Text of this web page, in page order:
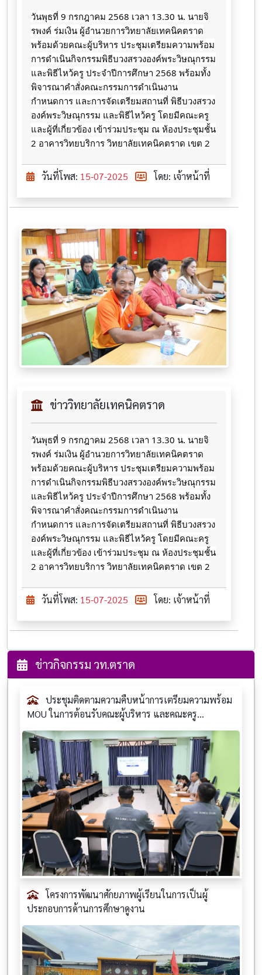
วันพุธที่ 9 กรกฎาคม 2568 เวลา 13.30 น. นายจิ
รพงค์ ร่มเงิน ผู้อำนวยการวิทยาลัยเทคนิคตราด
พร้อมด้วยคณะผู้บริหาร ประชุมเตรียมความพร้อม
การดำเนินกิจกรรมพิธีบวงสรวงองค์พระวิษณุกรรม
และพิธีไหว้ครู ประจำปีการศึกษา 2568 พร้อมทั้ง
พิจารณาคำสั่งคณะกรรมการดำเนินงาน
กำหนดการ และการจัดเตรียมสถานที่ พิธีบวงสรวง
องค์พระวิษณุกรรม และพิธีไหว้ครู โดยมีคณะครู
และผู้ที่เกี่ยวข้อง เข้าร่วมประชุม ณ ห้องประชุมชั้น
2 อาคารวิทยบริการ วิทยาลัยเทคนิคตราด เขต 2
วันที่โพส: 15-07-2025 โดย: เจ้าหน้าที่
ข่าววิทยาลัยเทคนิคตราด
วันพุธที่ 9 กรกฎาคม 2568 เวลา 13.30 น. นายจิ
รพงค์ ร่มเงิน ผู้อำนวยการวิทยาลัยเทคนิคตราด
พร้อมด้วยคณะผู้บริหาร ประชุมเตรียมความพร้อม
การดำเนินกิจกรรมพิธีบวงสรวงองค์พระวิษณุกรรม
และพิธีไหว้ครู ประจำปีการศึกษา 2568 พร้อมทั้ง
พิจารณาคำสั่งคณะกรรมการดำเนินงาน
กำหนดการ และการจัดเตรียมสถานที่ พิธีบวงสรวง
องค์พระวิษณุกรรม และพิธีไหว้ครู โดยมีคณะครู
และผู้ที่เกี่ยวข้อง เข้าร่วมประชุม ณ ห้องประชุมชั้น
2 อาคารวิทยบริการ วิทยาลัยเทคนิคตราด เขต 2
วันที่โพส: 15-07-2025 โดย: เจ้าหน้าที่
ข่าวกิจกรรม วท.ตราด
ประชุมติดตามความคืบหน้าการเตรียมความพร้อม
MOU ในการต้อนรับคณะผู้บริหาร และคณะครู...
โครงการพัฒนาศักยภาพผู้เรียนในการเป็นผู้
ประกอบการด้านการศึกษาดูงาน